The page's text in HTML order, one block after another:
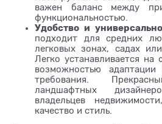
важен баланс между
функциональностью.
Удобство и
подходит для средних
легковых зонах, садах
Легко устанавливается на
возможностью
требования.
ландшафтных
владельцев
качество и стиль.